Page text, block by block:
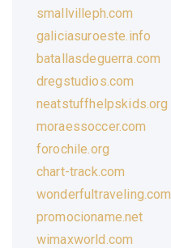
smallvilleph.com
galiciasuroeste.info
batallasdeguerra.com
dregstudios.com
neatstuffhelpskids.org
moraessoccer.com
forochile.org
chart-track.com
wonderfultraveling.com
promocioname.net
wimaxworld.com